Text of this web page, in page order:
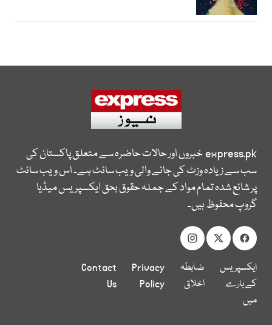
express.pkخبروں اور حالات حاضرہ سے متعلق پاکستان کی
سب سے زیادہ وزٹ کی جانے والی ویب سائٹ ہے۔ اس ویب سائٹ
پر شائع شدہ تمام مواد کے جملہ حقوق بحق ایکسپریس میڈیا
گروپ محفوظ ہیں۔
ایکسپریس
کے بارے
میں
ضابطہ
اخلاق
Privacy
Policy
Contact
Us